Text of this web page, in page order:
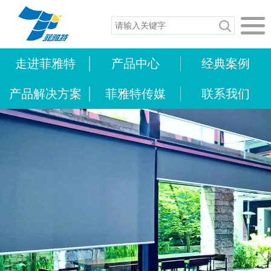
走进菲雅特 产品中心 经典案例
产品解决方案 菲雅特传媒 联系我们